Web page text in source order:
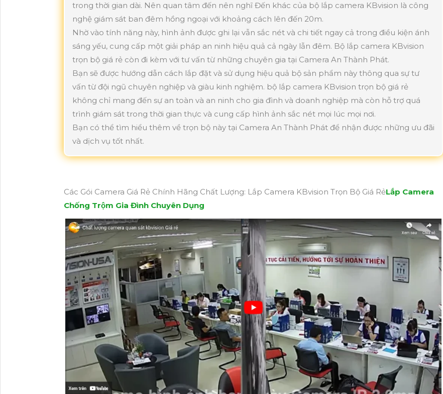
trong thời gian dài. Nên quan tâm đến nên nghĩ Đến khác của bộ lắp camera KBvision là công
nghệ giám sát ban đêm hồng ngoại với khoảng cách lên đến 20m.
Nhờ vào tính năng này, hình ảnh được ghi lại vẫn sắc nét và chi tiết ngay cả trong điều kiện ánh
sáng yếu, cung cấp một giải pháp an ninh hiệu quả cả ngày lẫn đêm. Bộ lắp camera KBvision
trọn bộ giá rẻ còn đi kèm với tư vấn từ những chuyên gia tại Camera An Thành Phát.
Bạn sẽ được hướng dẫn cách lắp đặt và sử dụng hiệu quả bộ sản phẩm này thông qua sự tư
vấn từ đội ngũ chuyên nghiệp và giàu kinh nghiệm. bộ lắp camera KBvision trọn bộ giá rẻ
không chỉ mang đến sự an toàn và an ninh cho gia đình và doanh nghiệp mà còn hỗ trợ quá
trình giám sát trong thời gian thực và cung cấp hình ảnh sắc nét mọi lúc mọi nơi.
Bạn có thể tìm hiểu thêm về trọn bộ này tại Camera An Thành Phát để nhận được những ưu đãi
và dịch vụ tốt nhất.
Các Gói Camera Giá Rẻ Chính Hãng Chất Lượng: Lắp Camera KBvision Trọn Bộ Giá RẻLắp Camera
Chống Trộm Gia Đình Chuyên Dụng